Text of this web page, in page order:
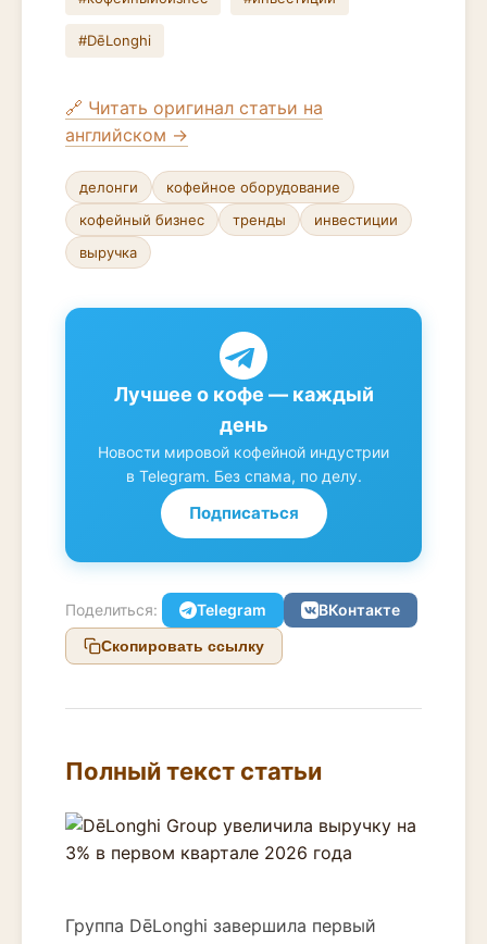
#DēLonghi
🔗 Читать оригинал статьи на
английском →
делонги
кофейное оборудование
кофейный бизнес
тренды
инвестиции
выручка
Лучшее о кофе — каждый
день
Новости мировой кофейной индустрии
в Telegram. Без спама, по делу.
Подписаться
Поделиться: Telegram ВКонтакте
Скопировать ссылку
Полный текст статьи
Группа DēLonghi завершила первый